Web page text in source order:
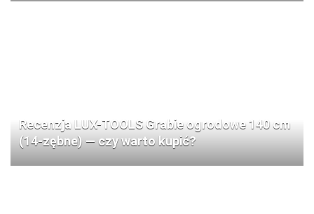
Recenzja LUX-TOOLS Grabie ogrodowe 140 cm
(14-zębne) — czy warto kupić?